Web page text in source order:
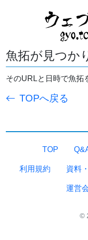
魚拓が見つか
そのURLと日時で魚拓
TOPへ戻る
TOP
利用規約 資料
運営
©